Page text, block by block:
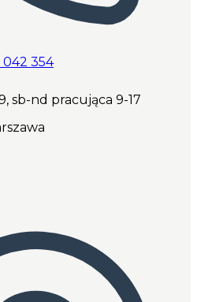
354
sb-nd pracująca 9-17